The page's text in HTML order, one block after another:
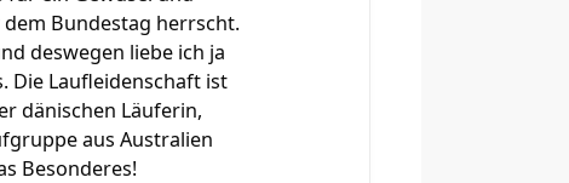
Bundestag herrscht.
deswegen liebe ich ja
Die Laufleidenschaft ist
dänischen Läuferin,
aus Australien
Besonderes!